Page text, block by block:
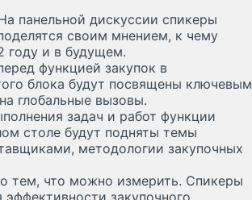
панельной дискуссии спикеры
своим мнением, к чему
году и в будущем.
функцией закупок в
блока будут посвящены ключевым
глобальные вызовы.
задач и работ функции
столе будут подняты темы
методологии закупочных
тем, что можно измерить. Спикеры